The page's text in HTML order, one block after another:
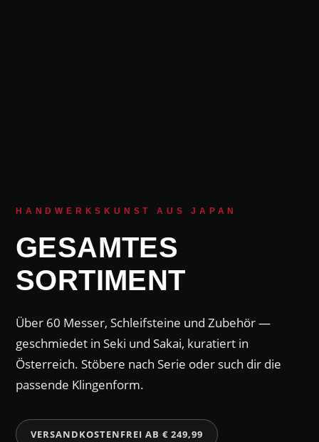
HANDWERKSKUNST AUS JAPAN
GESAMTES
SORTIMENT
Über 60 Messer, Schleifsteine und Zubehör —
geschmiedet in Seki und Sakai, kuratiert in
Österreich. Stöbere nach Serie oder such dir die
passende Klingenform.
VERSANDKOSTENFREI AB € 249,99